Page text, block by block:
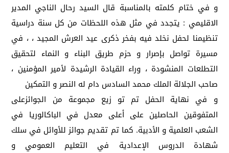
و في ختام كلمته بالمناسبة قال السيد رحال الناجي المدير
الاقليمي : يتجدد في مثل هذه اللحظات من كل سنة دراسية
تنظيمنا لحفل نخلد فيه بفخر ذكرى عيد العرش المجيد ، ، في
مسيرة تواصل بإصرار و حزم طريق البناء و النماء لتحقيق
التطلعات المنشودة ، وراء القيادة الرشيدة لأمير المؤمنين ،
صاحب الجلالة الملك محمد السادس دام له النصر و التمكين
و في نهاية الحفل تم تو زيع مجموعة من الجوائزعلى
المتفوقين الحاصلين على أعلى معدل في الباكالوريا في
الشعب العلمية و الأدبية. كما تم تقديم جوائز للأوائل في سلك
شهادة الدروس الإعدادية في التعليم العمومي و